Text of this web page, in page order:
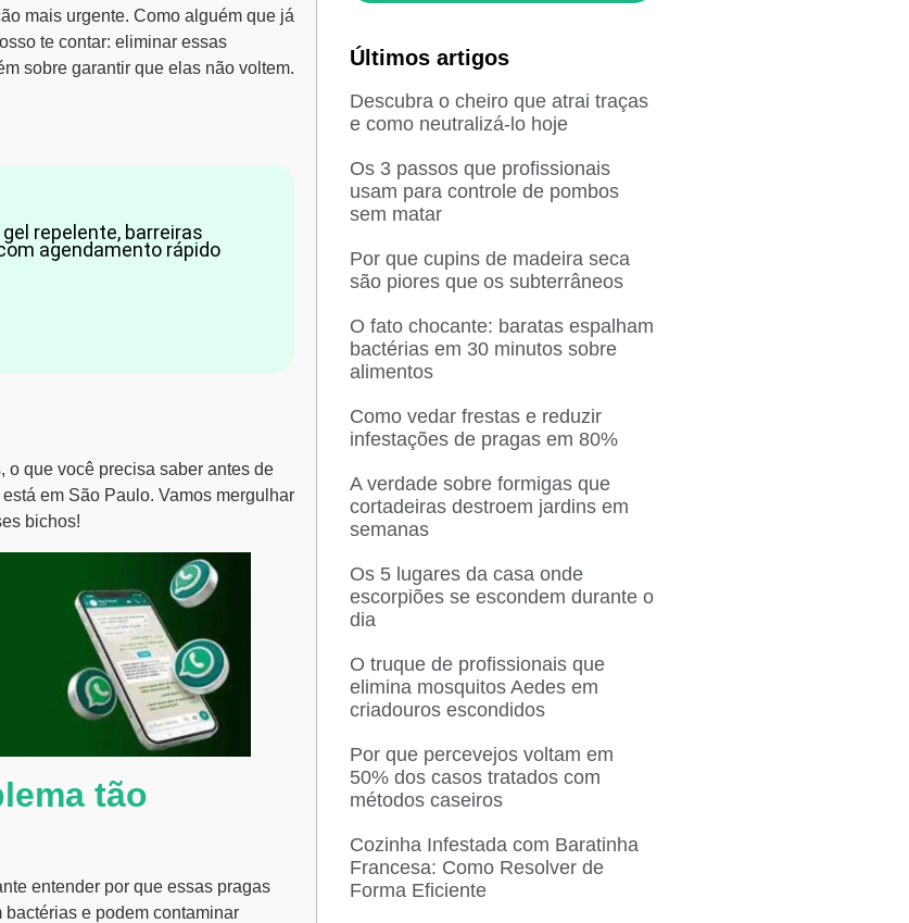
mais urgente. Como alguém que já
te contar: eliminar essas
sobre garantir que elas não voltem.
repelente, barreiras
agendamento rápido
o que você precisa saber antes de
em São Paulo. Vamos mergulhar
bichos!
tão
entender por que essas pragas
e podem contaminar
Últimos artigos
Descubra o cheiro que atrai traças
e como neutralizá-lo hoje
Os 3 passos que profissionais
usam para controle de pombos
sem matar
Por que cupins de madeira seca
são piores que os subterrâneos
O fato chocante: baratas espalham
bactérias em 30 minutos sobre
alimentos
Como vedar frestas e reduzir
infestações de pragas em 80%
A verdade sobre formigas que
cortadeiras destroem jardins em
semanas
Os 5 lugares da casa onde
escorpiões se escondem durante o
dia
O truque de profissionais que
elimina mosquitos Aedes em
criadouros escondidos
Por que percevejos voltam em
50% dos casos tratados com
métodos caseiros
Cozinha Infestada com Baratinha
Francesa: Como Resolver de
Forma Eficiente